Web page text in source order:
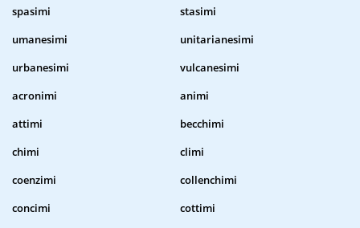
spasimi
stasimi
umanesimi
unitarianesimi
urbanesimi
vulcanesimi
acronimi
animi
attimi
becchimi
chimi
climi
coenzimi
collenchimi
concimi
cottimi